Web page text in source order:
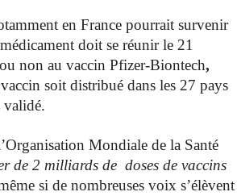
en France pourrait survenir
doit se réunir le 21
non au vaccin Pfizer-Biontech,
soit distribué dans les 27 pays
validé.
Mondiale de la Santé
de 2 milliards de doses de vaccins
si de nombreuses voix s’élèvent